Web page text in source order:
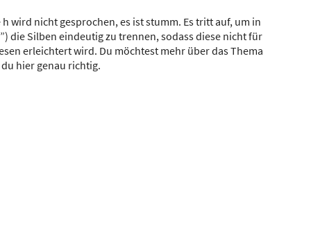
wird nicht gesprochen, es ist stumm. Es tritt auf, um in
die Silben eindeutig zu trennen, sodass diese nicht für
erleichtert wird. Du möchtest mehr über das Thema
hier genau richtig.